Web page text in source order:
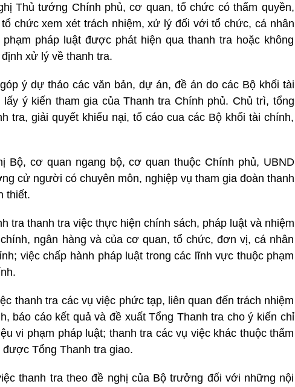
Thủ tướng Chính phủ, cơ quan, tổ chức có thẩm quyền,
chức xem xét trách nhiệm, xử lý đối với tổ chức, cá nhân
pháp luật được phát hiện qua thanh tra hoặc không
xử lý về thanh tra.
ý dự thảo các văn bản, dự án, đề án do các Bộ khối tài
ý kiến tham gia của Thanh tra Chính phủ. Chủ trì, tổng
tra, giải quyết khiếu nại, tố cáo cua các Bộ khối tài chính,
Bộ, cơ quan ngang bộ, cơ quan thuộc Chính phủ, UBND
cử người có chuyên môn, nghiệp vụ tham gia đoàn thanh
thiết.
tra thanh tra việc thực hiện chính sách, pháp luật và nhiệm
ngân hàng và của cơ quan, tổ chức, đơn vị, cá nhân
việc chấp hành pháp luật trong các lĩnh vực thuộc phạm
thanh tra các vụ việc phức tạp, liên quan đến trách nhiệm
báo cáo kết quả và đề xuất Tổng Thanh tra cho ý kiến chỉ
vi phạm pháp luật; thanh tra các vụ việc khác thuộc thẩm
Tổng Thanh tra giao.
thanh tra theo đề nghị của Bộ trưởng đối với những nội